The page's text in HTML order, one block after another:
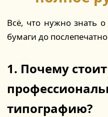
Всё, что нужно знать
бумаги до
1. Почему
типографию?